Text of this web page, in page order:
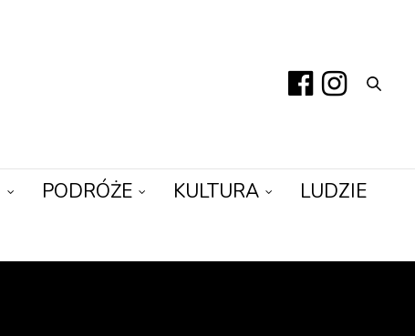
PODRÓŻE KULTURA LUDZIE